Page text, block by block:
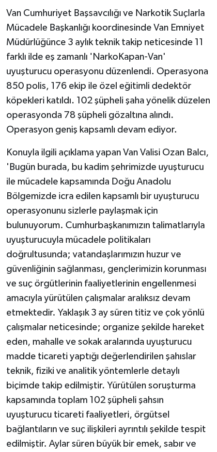
Van Cumhuriyet Başsavcılığı ve Narkotik Suçlarla
Mücadele Başkanlığı koordinesinde Van Emniyet
Müdürlüğünce 3 aylık teknik takip neticesinde 11
farklı ilde eş zamanlı 'NarkoKapan-Van'
uyuşturucu operasyonu düzenlendi. Operasyona
850 polis, 176 ekip ile özel eğitimli dedektör
köpekleri katıldı. 102 şüpheli şaha yönelik düzelen
operasyonda 78 şüpheli gözaltına alındı.
Operasyon geniş kapsamlı devam ediyor.
Konuyla ilgili açıklama yapan Van Valisi Ozan Balcı,
'Bugün burada, bu kadim şehrimizde uyuşturucu
ile mücadele kapsamında Doğu Anadolu
Bölgemizde icra edilen kapsamlı bir uyuşturucu
operasyonunu sizlerle paylaşmak için
bulunuyorum. Cumhurbaşkanımızın talimatlarıyla
uyuşturucuyla mücadele politikaları
doğrultusunda; vatandaşlarımızın huzur ve
güvenliğinin sağlanması, gençlerimizin korunması
ve suç örgütlerinin faaliyetlerinin engellenmesi
amacıyla yürütülen çalışmalar aralıksız devam
etmektedir. Yaklaşık 3 ay süren titiz ve çok yönlü
çalışmalar neticesinde; organize şekilde hareket
eden, mahalle ve sokak aralarında uyuşturucu
madde ticareti yaptığı değerlendirilen şahıslar
teknik, fiziki ve analitik yöntemlerle detaylı
biçimde takip edilmiştir. Yürütülen soruşturma
kapsamında toplam 102 şüpheli şahsın
uyuşturucu ticareti faaliyetleri, örgütsel
bağlantıların ve suç ilişkileri ayrıntılı şekilde tespit
edilmiştir. Aylar süren büyük bir emek, sabır ve